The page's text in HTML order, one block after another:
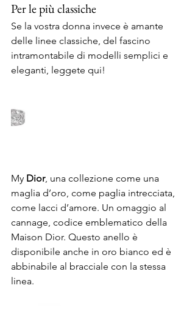
Per le più classiche
Se la vostra donna invece è amante
delle linee classiche, del fascino
intramontabile di modelli semplici e
eleganti, leggete qui!
My Dior, una collezione come una
maglia d’oro, come paglia intrecciata,
come lacci d’amore. Un omaggio al
cannage, codice emblematico della
Maison Dior. Questo anello è
disponibile anche in oro bianco ed è
abbinabile al bracciale con la stessa
linea.